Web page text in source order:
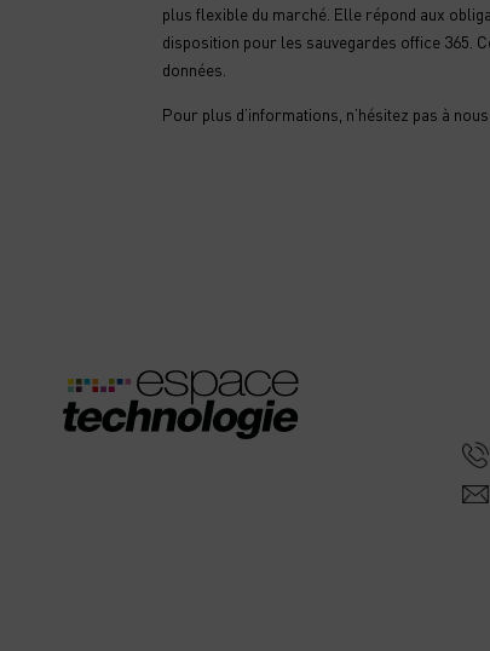
plus flexible du marché. Elle répond aux
disposition pour les sauvegardes office 365.
données.
Pour plus d’informations, n’hésitez pas à